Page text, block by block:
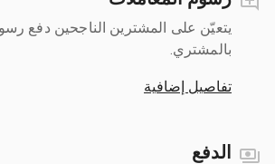
يتعيّن على المشترين الناجحين دفع
بالمشتري.
تفاصيل إضافية
الدفع